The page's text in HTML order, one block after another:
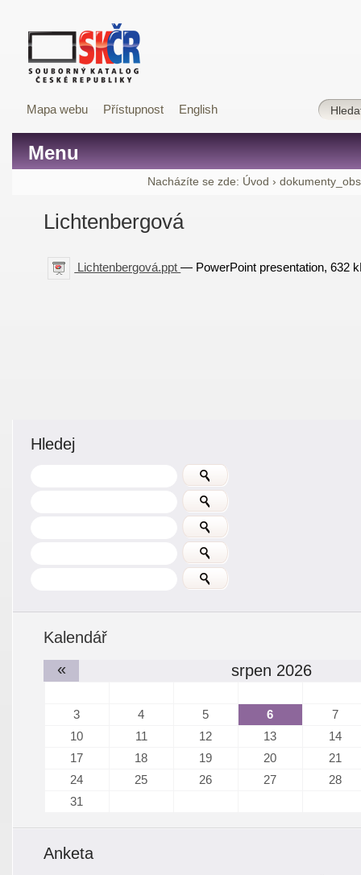
Mapa webu Přístupnost English
Menu
Nacházíte se zde: Úvod ›
Lichtenbergová
Lichtenbergová.ppt— PowerPoint presentation, 632
Hledej
Kalendář
«
srpen 2026
3 4 5 6
7
10
11 12 13
14
17
18 19 20
21
24
25 26 27
28
31
Anketa